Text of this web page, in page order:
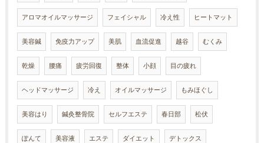
アロマオイルマッサージ フェイシャル 冷え性 ヒートマット
美容鍼 免疫力アップ 美肌 血流促進 越谷 むくみ
乾燥 腰痛 疲労回復 整体 小顔 目の疲れ
ヘッドマッサージ 冷え オイルマッサージ もみほぐし
美容はり 鍼灸整骨院 セルフエステ 春日部 松伏
ぽんて 美容液 エステ ダイエット デトックス